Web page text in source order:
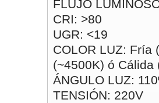
FLUJO
CRI: >80
UGR: <19
COLOR LUZ: Fría
(~4500K) ó Cálida
ÁNGULO LUZ:
TENSIÓN: 220V